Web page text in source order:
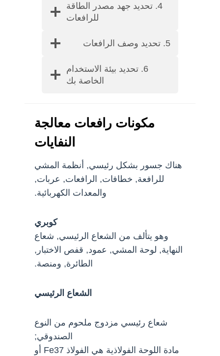
4. تحديد جهد مصدر الطاقة
للرافعات
5. تحديد وصف الرافعات
6. تحديد بيئة الاستخدام
الخاصة بك
مكونات رافعات معالجة
النفايات
هناك جسور بشكل رئيسي, أنظمة المشي
للرافعة, خطافات, الرافعات, عربات,
والمعدات الكهربائية.
كوبري
وهو يتألف من الشعاع الرئيسي, شعاع
النهاية, لوحة المشي, عمود, قفص الاختبار,
الطائرة, ومنصة.
الشعاع الرئيسي
شعاع رئيسي مزدوج ملحوم من النوع
الصندوقي;
مادة اللوحة الفولاذية هي الفولاذ Fe37 أو